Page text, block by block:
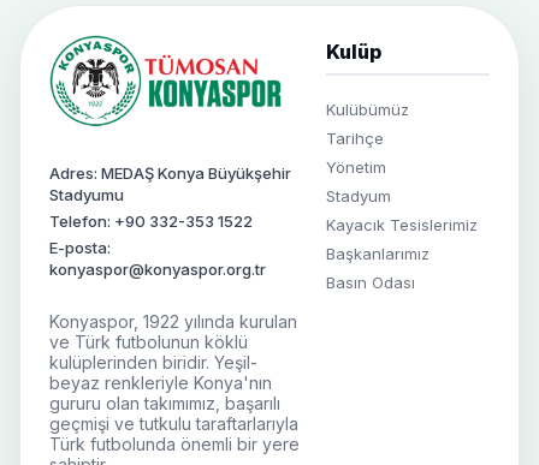
Adres: MEDAŞ Konya Büyükşehir
Stadyumu
Telefon: +90 332-353 1522
E-posta:
konyaspor@konyaspor.org.tr
Konyaspor, 1922 yılında kurulan
ve Türk futbolunun köklü
kulüplerinden biridir. Yeşil-
beyaz renkleriyle Konya'nın
gururu olan takımımız, başarılı
geçmişi ve tutkulu taraftarlarıyla
Türk futbolunda önemli bir yere
Kulüp
Kulübümüz
Tarihçe
Yönetim
Stadyum
Kayacık Tesislerimiz
Başkanlarımız
Basın Odası